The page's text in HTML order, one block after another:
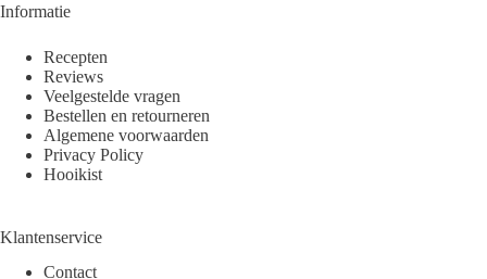
Informatie
Recepten
Reviews
Veelgestelde vragen
Bestellen en retourneren
Algemene voorwaarden
Privacy Policy
Hooikist
Klantenservice
Contact